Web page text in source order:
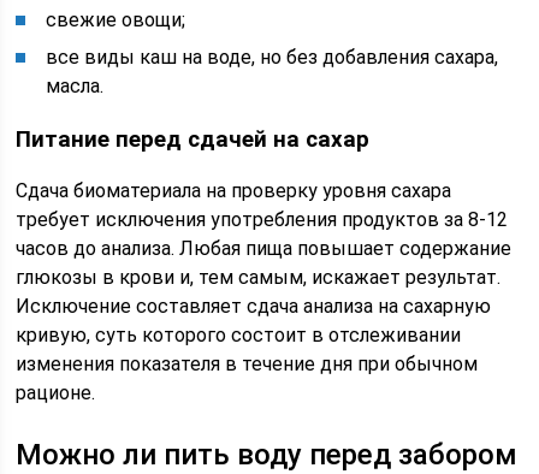
свежие овощи;
все виды каш на воде, но без добавления сахара,
масла.
Питание перед сдачей на сахар
Сдача биоматериала на проверку уровня сахара
требует исключения употребления продуктов за 8-12
часов до анализа. Любая пища повышает содержание
глюкозы в крови и, тем самым, искажает результат.
Исключение составляет сдача анализа на сахарную
кривую, суть которого состоит в отслеживании
изменения показателя в течение дня при обычном
рационе.
Можно ли пить воду перед забором